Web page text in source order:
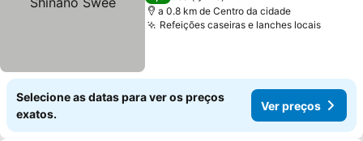
a 0.8 km de Centro da cidade
Refeições caseiras e lanches locais
Selecione as datas para ver os preços
exatos.
Ver preços